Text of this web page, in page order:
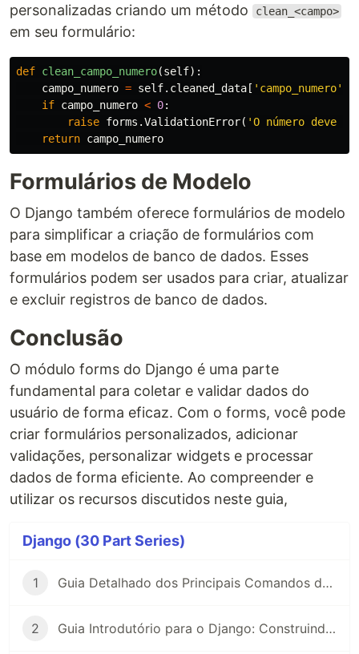
personalizadas criando um método
clean_<campo>
em seu formulário:
def clean_campo_numero(self):
campo_numero = self. cleaned_data [ 'campo_numero'
if campo_numero < 0:
raise forms .ValidationError( 'O número deve
return campo_numero
Formulários de Modelo
O Django também oferece formulários de modelo
para simplificar a criação de formulários com
base em modelos de banco de dados. Esses
formulários podem ser usados para criar, atualizar
e excluir registros de banco de dados.
Conclusão
O módulo forms do Django é uma parte
fundamental para coletar e validar dados do
usuário de forma eficaz. Com o forms, você pode
criar formulários personalizados, adicionar
validações, personalizar widgets e processar
dados de forma eficiente. Ao compreender e
utilizar os recursos discutidos neste guia,
Django (30 Part Series)
1 Guia Detalhado dos Principais Comandos do Django com Exemplos
2 Guia Introdutório para o Django: Construindo Aplicações Web em Python